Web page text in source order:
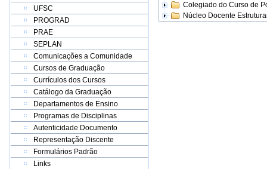
UFSC
PROGRAD
PRAE
SEPLAN
Comunicações a Comunidade
Cursos de Graduação
Currículos dos Cursos
Catálogo da Graduação
Departamentos de Ensino
Programas de Disciplinas
Autenticidade Documento
Representação Discente
Formulários Padrão
Links
Colegiado do Curso de
Núcleo Docente